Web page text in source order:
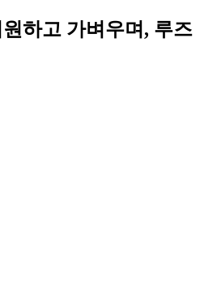
하고 가벼우며, 루즈